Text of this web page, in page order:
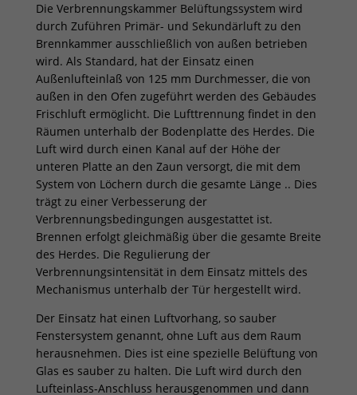
Die Verbrennungskammer Belüftungssystem wird
durch Zuführen Primär- und Sekundärluft zu den
Brennkammer ausschließlich von außen betrieben
wird. Als Standard, hat der Einsatz einen
Außenlufteinlaß von 125 mm Durchmesser, die von
außen in den Ofen zugeführt werden des Gebäudes
Frischluft ermöglicht. Die Lufttrennung findet in den
Räumen unterhalb der Bodenplatte des Herdes. Die
Luft wird durch einen Kanal auf der Höhe der
unteren Platte an den Zaun versorgt, die mit dem
System von Löchern durch die gesamte Länge .. Dies
trägt zu einer Verbesserung der
Verbrennungsbedingungen ausgestattet ist.
Brennen erfolgt gleichmäßig über die gesamte Breite
des Herdes. Die Regulierung der
Verbrennungsintensität in dem Einsatz mittels des
Mechanismus unterhalb der Tür hergestellt wird.
Der Einsatz hat einen Luftvorhang, so sauber
Fenstersystem genannt, ohne Luft aus dem Raum
herausnehmen. Dies ist eine spezielle Belüftung von
Glas es sauber zu halten. Die Luft wird durch den
Lufteinlass-Anschluss herausgenommen und dann